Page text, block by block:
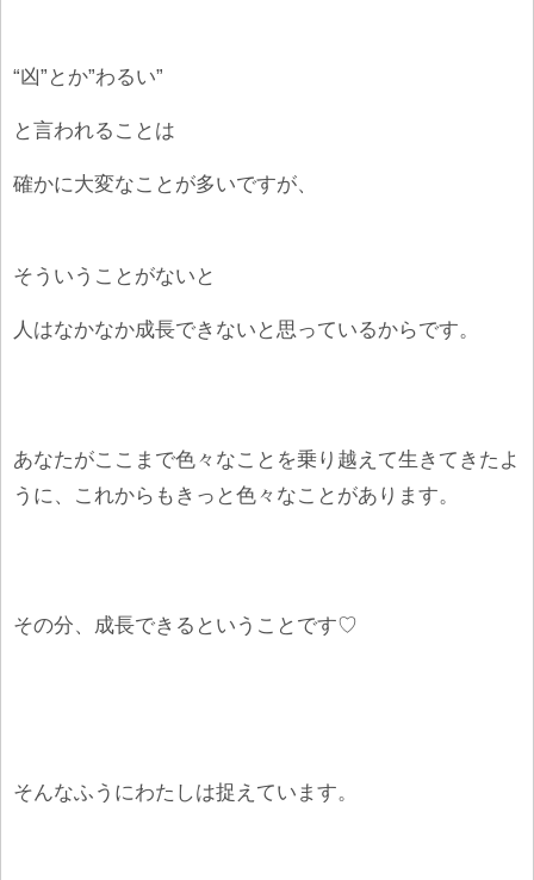
“凶”とか”わるい”
と言われることは
確かに大変なことが多いですが、
そういうことがないと
人はなかなか成長できないと思っているからです。
あなたがここまで色々なことを乗り越えて生きてきたよ
うに、これからもきっと色々なことがあります。
その分、成長できるということです♡
そんなふうにわたしは捉えています。